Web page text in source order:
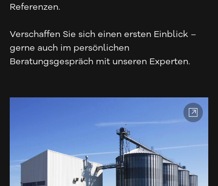
Referenzen.
Verschaffen Sie sich einen ersten Einblick –
gerne auch im persönlichen
Beratungsgespräch mit unseren Experten.